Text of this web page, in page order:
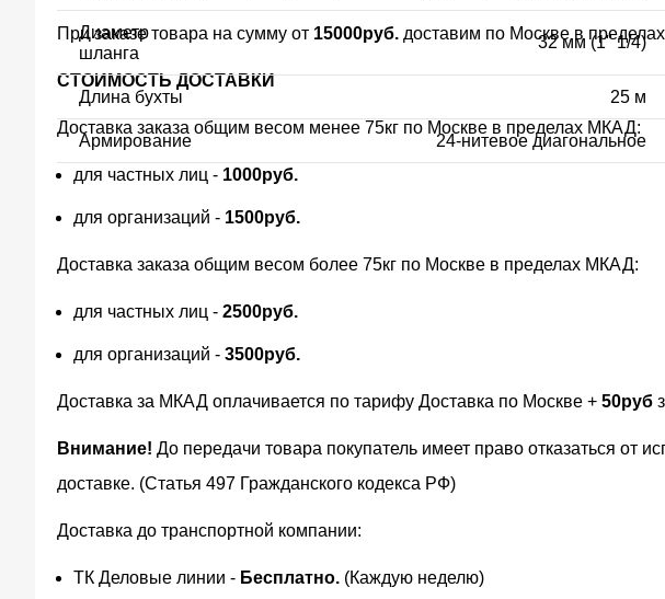
Диаметр
шланга
32 мм (1ʺ 1/4)
Длина бухты 25 м
Армирование 24-нитевое диагональное
При заказе товара на сумму от 15000руб. доставим по Москве в
СТОИМОСТЬ ДОСТАВКИ
Доставка заказа общим весом менее 75кг по Москве в пределах МКАД:
для частных лиц - 1000руб.
для организаций - 1500руб.
Доставка заказа общим весом более 75кг по Москве в пределах МКАД:
для частных лиц - 2500руб.
для организаций - 3500руб.
Доставка за МКАД оплачивается по тарифу Доставка по Москве + 50руб
Внимание! До передачи товара покупатель имеет право отказаться от
доставке. (Статья 497 Гражданского кодекса РФ)
Доставка до транспортной компании:
ТК Деловые линии - Бесплатно. (Каждую неделю)